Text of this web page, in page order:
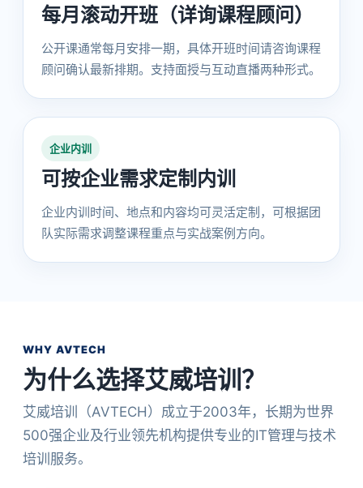
每月滚动开班（详询课程顾问）
公开课通常每月安排一期，具体开班时间请咨询课程
顾问确认最新排期。支持面授与互动直播两种形式。
企业内训
可按企业需求定制内训
企业内训时间、地点和内容均可灵活定制，可根据团
队实际需求调整课程重点与实战案例方向。
WHY AVTECH
为什么选择艾威培训？
艾威培训（AVTECH）成立于2003年，长期为世界
500强企业及行业领先机构提供专业的IT管理与技术
培训服务。